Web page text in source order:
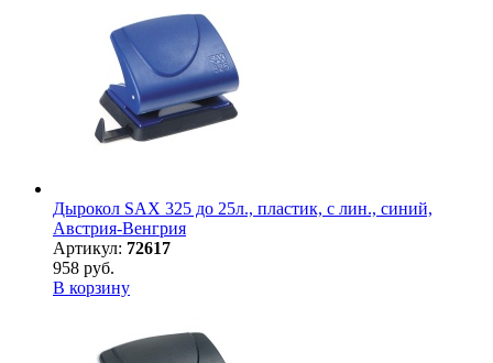
Дырокол SAX 325 до 25л., пластик, с лин., синий,
Австрия-Венгрия
Артикул: 72617
958 руб.
В корзину